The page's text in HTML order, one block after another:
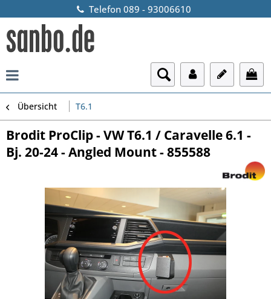
Telefon 089 - 93006610
Übersicht T6.1
Brodit ProClip - VW T6.1 / Caravelle 6.1 -
Bj. 20-24 - Angled Mount - 855588